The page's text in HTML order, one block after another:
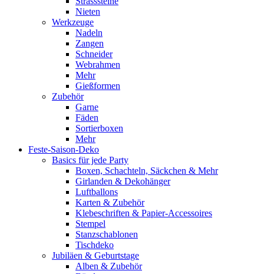
Nieten
Werkzeuge
Nadeln
Zangen
Schneider
Webrahmen
Mehr
Gießformen
Zubehör
Garne
Fäden
Sortierboxen
Mehr
Feste-Saison-Deko
Basics für jede Party
Boxen, Schachteln, Säckchen & Mehr
Girlanden & Dekohänger
Luftballons
Karten & Zubehör
Klebeschriften & Papier-Accessoires
Stempel
Stanzschablonen
Tischdeko
Jubiläen & Geburtstage
Alben & Zubehör